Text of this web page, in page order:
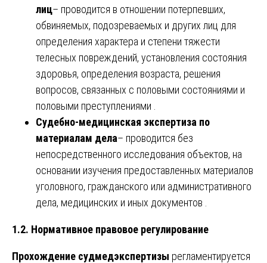
лиц– проводится в отношении потерпевших,
обвиняемых, подозреваемых и других лиц для
определения характера и степени тяжести
телесных повреждений, установления состояния
здоровья, определения возраста, решения
вопросов, связанных с половыми состояниями и
половыми преступлениями .
Судебно-медицинская экспертиза по
материалам дела– проводится без
непосредственного исследования объектов, на
основании изучения предоставленных материалов
уголовного, гражданского или административного
дела, медицинских и иных документов .
1.2. Нормативное правовое регулирование
Прохождение судмедэкспертизы регламентируется